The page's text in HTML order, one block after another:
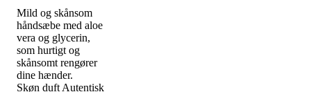
Mild og skånsom
håndsæbe med aloe
vera og glycerin,
som hurtigt og
skånsomt rengører
dine hænder.
Skøn duft Autentisk